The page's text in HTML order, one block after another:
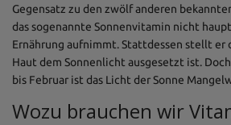
Gegensatz zu den zwölf anderen
das sogenannte Sonnenvitamin nicht
Ernährung aufnimmt. Stattdessen stellt er
Haut dem Sonnenlicht ausgesetzt ist.
bis Februar ist das Licht der Sonne
Wozu brauchen wir